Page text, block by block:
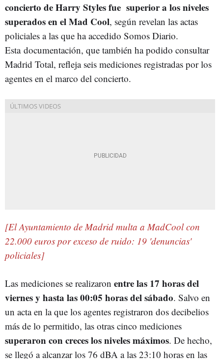
concierto de Harry Styles fue superior a los niveles
superados en el Mad Cool, según revelan las actas
policiales a las que ha accedido Somos Diario.
Esta documentación, que también ha podido consultar
Madrid Total, refleja seis mediciones registradas por los
agentes en el marco del concierto.
[El Ayuntamiento de Madrid multa a MadCool con
22.000 euros por exceso de ruido: 19 'denuncias'
policiales]
Las mediciones se realizaron entre las 17 horas del
viernes y hasta las 00:05 horas del sábado. Salvo en
un acta en la que los agentes registraron dos decibelios
más de lo permitido, las otras cinco mediciones
superaron con creces los niveles máximos. De hecho,
se llegó a alcanzar los 76 dBA a las 23:10 horas en las